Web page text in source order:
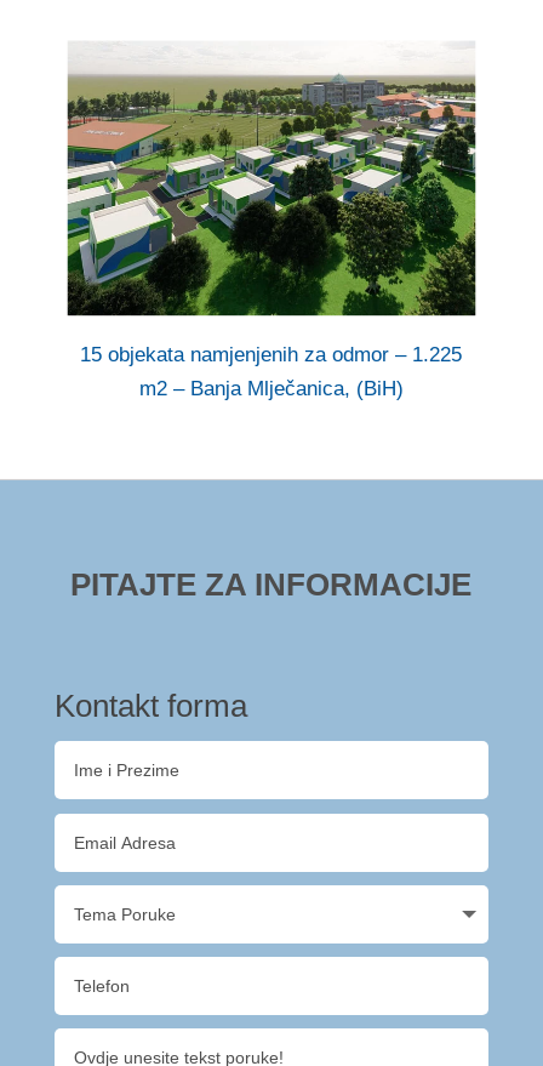
15 objekata namjenjenih za odmor – 1.225
m2 – Banja Mlječanica, (BiH)
PITAJTE ZA INFORMACIJE
Kontakt forma